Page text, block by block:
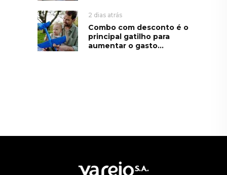
2 dias atrás
Combo com desconto é o
principal gatilho para
aumentar o gasto...